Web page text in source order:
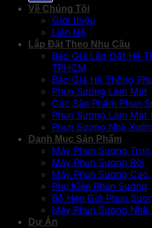
Về Chúng Tôi
Giới thiệu
Liên Hệ
Lắp Đặt Theo Nhu Cầu
Báo Giá Lắp Đặt Hệ
TPHCM
Báo Giá Hệ Thống
Phun Sương Làm Mát
Các Sản Phẩm Phun
Phun Sương Làm Mát
Phun Sương Nhà
Danh Mục Sản Phẩm
Máy Phun Sương Trọn
Máy Phun Sương Rời
Máy Phun Sương Cao
Phụ Kiện Phun Sương
Bộ Hẹn Giờ Phun
Máy Phun Sương Nhà
Dự Án